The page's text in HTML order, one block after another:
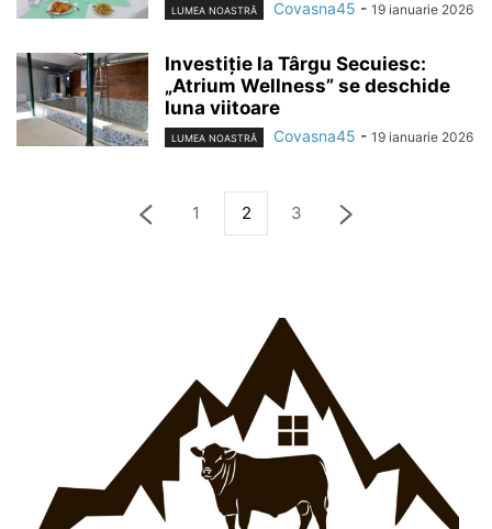
LUMEA NOASTRĂ Covasna45 - 19 ianuarie 2026
Investiție la Târgu Secuiesc:
„Atrium Wellness” se deschide
luna viitoare
LUMEA NOASTRĂ Covasna45 - 19 ianuarie 2026
1 2 3